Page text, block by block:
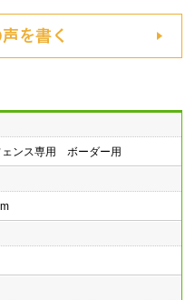
を書く
ンス専用 ボーダー用